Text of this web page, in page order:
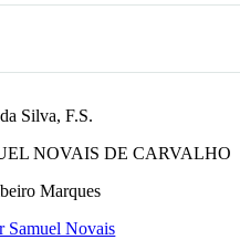
Silva, F.S.
NOVAIS DE CARVALHO
Marques
Samuel Novais